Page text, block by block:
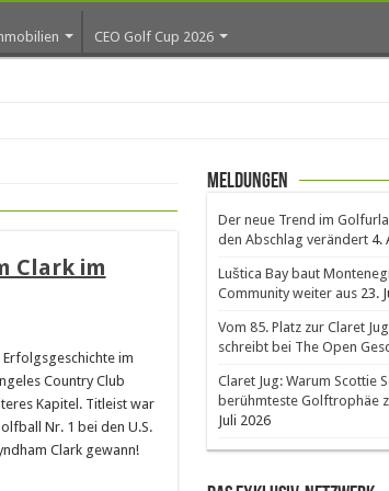
CEO Golf Cup 2026
Clark im
im
Country Club
Kapitel. Titleist war
Nr. 1 bei den U.S.
Clark gewann!
Meldungen
Der neue Trend im
den Abschlag verändert 4.
Luštica Bay baut
Community weiter aus 23.
Vom 85. Platz zur Claret
schreibt bei The Open
Claret Jug: Warum Scottie
berühmteste Golftrophäe
Juli 2026